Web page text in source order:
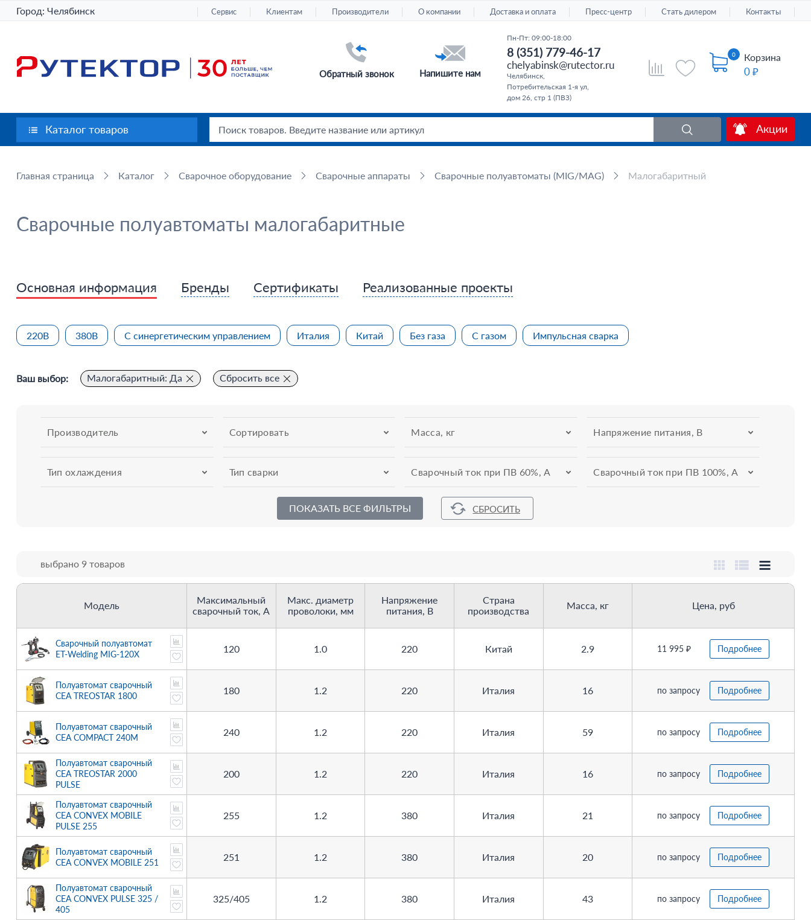
Город: Челябинск Сервис Клиентам Производители О компании Доставка и оплата Пресс-центр Стать дилером Контакты
0 Корзина
0 ₽
Обратный звонок Напишите нам
Пн-Пт: 09:00-18:00
8 (351) 779-46-17
chelyabinsk@rutector.ru
Челябинск,
Потребительская 1-я ул,
дом 26, стр 1 (ПВЗ)
Акции
Каталог товаров
Главная страница Каталог Сварочное оборудование Сварочные аппараты Сварочные полуавтоматы (MIG/MAG) Малогабаритный
Сварочные полуавтоматы малогабаритные
Основная информация Бренды Сертификаты Реализованные проекты
220В 380В С синергетическим управлением Италия Китай Без газа С газом Импульсная сварка
Ваш выбор: Малогабаритный: Да Сбросить все
Сортировать
Производитель Масса, кг Напряжение питания, В
Тип охлаждения Тип сварки Сварочный ток при ПВ 60%, А Сварочный ток при ПВ 100%, А
ПОКАЗАТЬ ВСЕ ФИЛЬТРЫ
выбрано 9 товаров
Модель
Максимальный
сварочный ток, А
Макс. диаметр
проволоки, мм
Напряжение
питания, В
Страна
производства
Масса, кг Цена, руб
Сварочный полуавтомат
ET-Welding MIG-120X
11 995 ₽ Подробнее
120 1.0 220 Китай 2.9
Полуавтомат сварочный
CEA TREOSTAR 1800
по запросу Подробнее
180 1.2 220 Италия 16
Полуавтомат сварочный
CEA COMPACT 240M
по запросу Подробнее
240 1.2 220 Италия 59
Полуавтомат сварочный
CEA TREOSTAR 2000
PULSE
по запросу Подробнее
200 1.2 220 Италия 16
Полуавтомат сварочный
CEA CONVEX MOBILE
PULSE 255
по запросу Подробнее
255 1.2 380 Италия 21
Полуавтомат сварочный
CEA CONVEX MOBILE 251
по запросу Подробнее
251 1.2 380 Италия 20
Полуавтомат сварочный
CEA CONVEX PULSE 325 /
405
по запросу Подробнее
325/405 1.2 380 Италия 43